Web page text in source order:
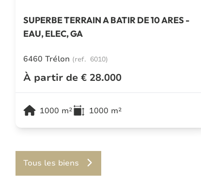
SUPERBE TERRAIN A BATIR DE 10 ARES -
EAU, ELEC, GA
6460 Trélon (ref. 6010)
À partir de € 28.000
1000 m² 1000 m²
Tous les biens